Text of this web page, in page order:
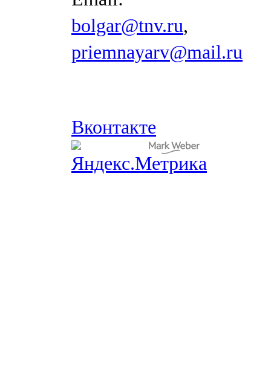
bolgar@tnv.ru,
priemnayarv@mail.ru
Вконтакте